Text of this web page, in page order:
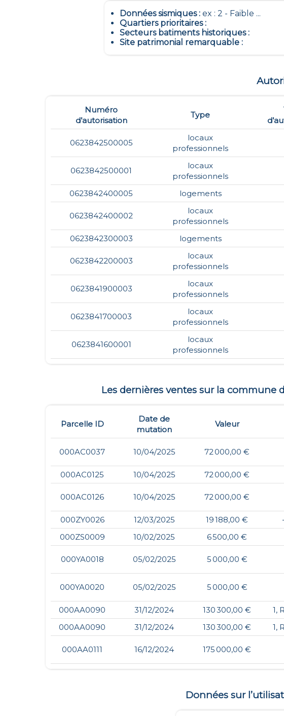
Données sismiques:ex : 2 - Faible ...
Quartiers prioritaires:
Secteurs batiments historiques:
Site patrimonial remarquable :
Numéro
d’autorisation
Type
0623842500005
locaux
professionnels
0623842500001
locaux
professionnels
0623842400005 logements
0623842400002
locaux
professionnels
0623842300003 logements
0623842200003
locaux
professionnels
0623841900003
locaux
professionnels
0623841700003
locaux
professionnels
0623841600001
locaux
professionnels
Les dernières ventes sur la commune
Parcelle ID
Date de
mutation
Valeur
000AC0037 10/04/2025 72 000,00 €
000AC0125 10/04/2025 72 000,00 €
000AC0126 10/04/2025 72 000,00 €
000ZY0026 12/03/2025 19 188,00 €
000ZS0009
10/02/2025 6 500,00 €
000YA0018 05/02/2025 5 000,00 €
000YA0020 05/02/2025 5 000,00 €
000AA0090 31/12/2024 130 300,00 € 1,
000AA0090
31/12/2024 130 300,00 € 1,
000AA0111 16/12/2024 175 000,00 €
Données sur